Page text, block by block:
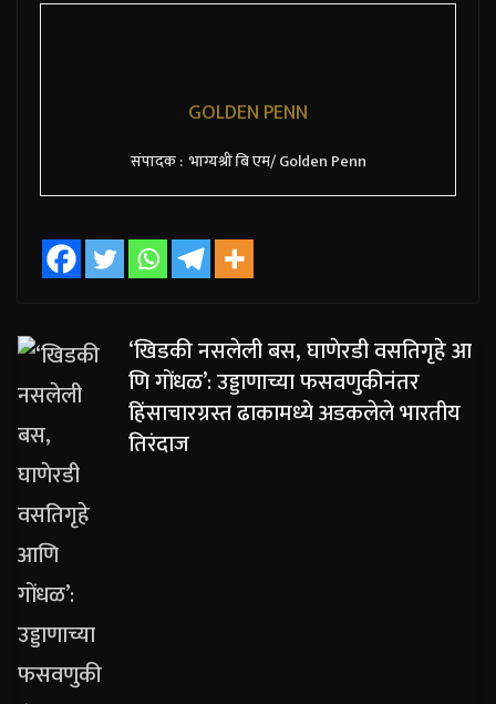
GOLDEN PENN
संपादक : भाग्यश्री बि एम/ Golden Penn
‘खिडकी नसलेली बस, घाणेरडी वसतिगृहे आ
णि गोंधळ’: उड्डाणाच्या फसवणुकीनंतर
हिंसाचारग्रस्त ढाकामध्ये अडकलेले भारतीय
तिरंदाज